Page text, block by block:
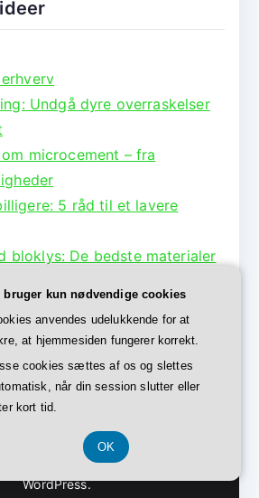
Undgå dyre overraskelser
microcement – fra
5 råd til et lavere
bloklys: De bedste materialer
. Powered by
WordPress.
bruger kun nødvendige cookies
anvendes udelukkende for at
at hjemmesiden fungerer korrekt.
cookies sættes af os og slettes
når din session slutter eller
kort tid.
OK